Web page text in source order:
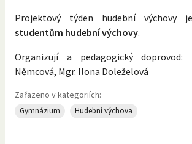
Projektový týden hudební výchovy
studentům hudební výchovy.
Organizují a pedagogický doprovod:
Němcová, Mgr. Ilona Doleželová
Zařazeno v kategoriích:
Gymnázium Hudební výchova